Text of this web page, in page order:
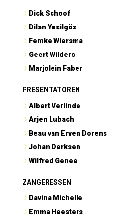
Dick Schoof
Dilan Yesilgöz
Femke Wiersma
Geert Wilders
Marjolein Faber
PRESENTATOREN
Albert Verlinde
Arjen Lubach
Beau van Erven Dorens
Johan Derksen
Wilfred Genee
ZANGERESSEN
Davina Michelle
Emma Heesters